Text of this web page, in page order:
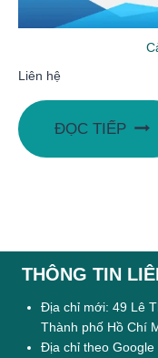
Liên hệ
ĐỌC TIẾP
THÔNG TIN
Địa chỉ mới: 49 Lê
Thành phố Hồ Chí
Địa chỉ theo Google